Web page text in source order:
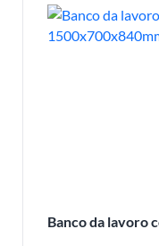
Banco da lavoro